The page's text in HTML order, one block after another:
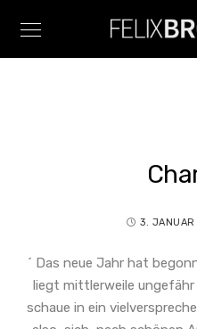
3.
´ Das neue Jahr hat
liegt mittlerweile
schaue in ein